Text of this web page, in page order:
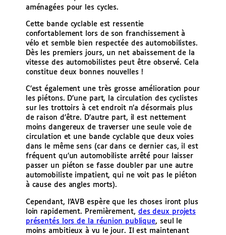
aménagées pour les cycles.
Cette bande cyclable est ressentie
confortablement lors de son franchissement à
vélo et semble bien respectée des automobilistes.
Dès les premiers jours, un net abaissement de la
vitesse des automobilistes peut être observé. Cela
constitue deux bonnes nouvelles !
C’est également une très grosse amélioration pour
les piétons. D’une part, la circulation des cyclistes
sur les trottoirs à cet endroit n’a désormais plus
de raison d’être. D’autre part, il est nettement
moins dangereux de traverser une seule voie de
circulation et une bande cyclable que deux voies
dans le même sens (car dans ce dernier cas, il est
fréquent qu’un automobiliste arrêté pour laisser
passer un piéton se fasse doubler par une autre
automobiliste impatient, qui ne voit pas le piéton
à cause des angles morts).
Cependant, l’AVB espère que les choses iront plus
loin rapidement. Premièrement, des deux projets
présentés lors de la réunion publique, seul le
moins ambitieux à vu le jour. Il est maintenant